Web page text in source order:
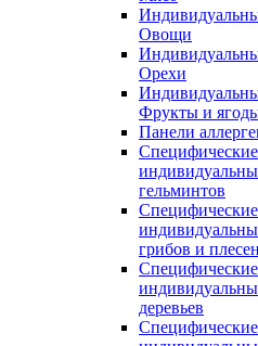
Овощи
Орехи
Фрукты и
Панели
Специфические
гельминтов
Специфические
грибов и
Специфические
деревьев
Специфические